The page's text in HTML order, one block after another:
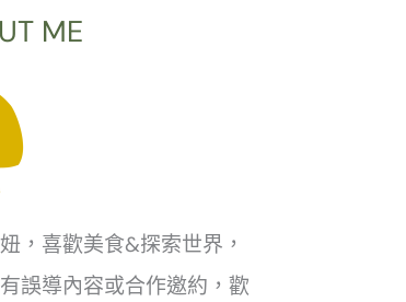
ME
，喜歡美食&探索世界，
誤導內容或合作邀約，歡